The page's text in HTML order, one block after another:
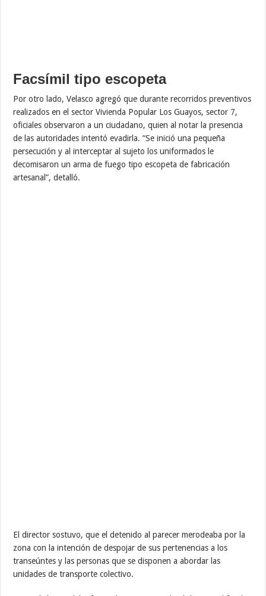
Facsímil tipo escopeta
Por otro lado, Velasco agregó que durante recorridos preventivos
realizados en el sector Vivienda Popular Los Guayos, sector 7,
oficiales observaron a un ciudadano, quien al notar la presencia
de las autoridades intentó evadirla. “Se inició una pequeña
persecución y al interceptar al sujeto los uniformados le
decomisaron un arma de fuego tipo escopeta de fabricación
artesanal”, detalló.
El director sostuvo, que el detenido al parecer merodeaba por la
zona con la intención de despojar de sus pertenencias a los
transeúntes y las personas que se disponen a abordar las
unidades de transporte colectivo.